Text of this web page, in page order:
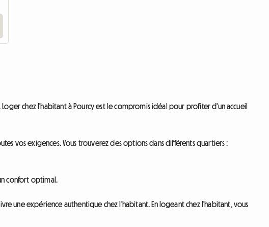
chez l'habitant à Pourcy est le compromis idéal pour profiter d'un accueil
vos exigences. Vous trouverez des options dans différents quartiers :
confort optimal.
une expérience authentique chez l'habitant. En logeant chez l'habitant, vous